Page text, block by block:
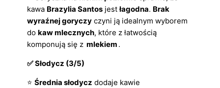
kawa Brazylia Santos jest łagodna. Brak
wyraźnej goryczy czyni ją idealnym wyborem
do kaw mlecznych, które z łatwością
komponują się z mlekiem .
✅ Słodycz (3/5)
⭐ Średnia słodycz dodaje kawie